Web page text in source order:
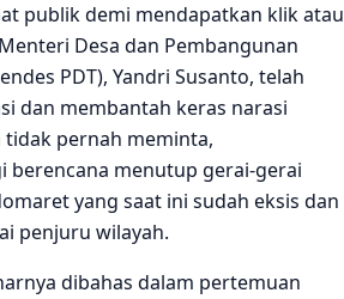
publik demi mendapatkan klik atau
Desa dan Pembangunan
PDT), Yandri Susanto, telah
dan membantah keras narasi
pernah meminta,
berencana menutup gerai-gerai
yang saat ini sudah eksis dan
penjuru wilayah.
dibahas dalam pertemuan